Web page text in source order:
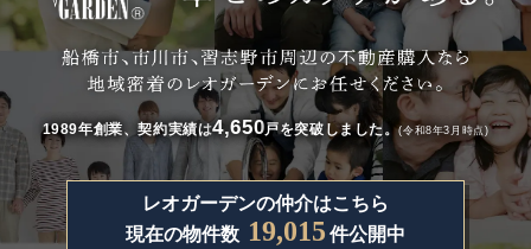
1989年創業、契約実績は4,650戸を突破しました。(令和8年3月時点)
レオガーデンの仲介はこちら
現在の物件数 19,015 件公開中